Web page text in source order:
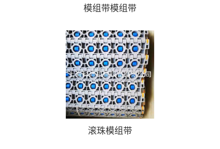
模组带模组带
滚珠模组带